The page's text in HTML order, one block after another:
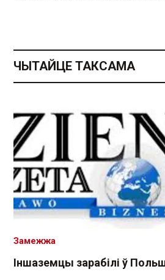
ЧЫТАЙЦЕ ТАКСАМА
Іншаземцы зарабілі ў
Замежжа